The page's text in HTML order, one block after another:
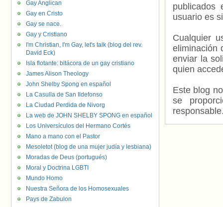
usuario es
Cualquier
eliminación
enviar la
quien
Este blog
se
Gay Anglican
Gay en Cristo
Gay se nace.
Gay y Cristiano
I'm Christian, I'm Gay, let's talk (blog del rev.
David Eck)
Isla flotante: bitácora de un gay cristiano
James Alison Theology
John Shelby Spong en español
La Casulla de San Ildefonso
La Ciudad Perdida de Nivorg
La web de JOHN SHELBY SPONG en español
Los Universículos del Hermano Cortés
Mano a mano con el Pastor
Mesoletot (blog de una mujer judía y lesbiana)
Moradas de Deus (portugués)
Moral y Doctrina LGBTI
Mundo Homo
Nuestra Señora de los Homosexuales
Pays de Zabulon